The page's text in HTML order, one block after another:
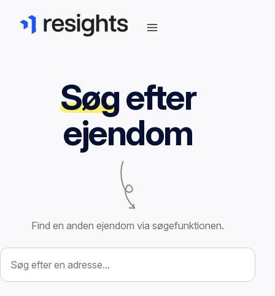
Søgefter
ejendom
Find en anden ejendom via søgefunktionen.
Søg efter ejendom